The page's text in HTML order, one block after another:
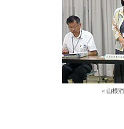
＜山根